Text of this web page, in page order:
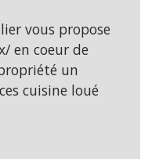
vous propose
en coeur de
un
cuisine loué